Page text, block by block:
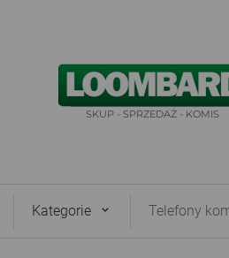
SKUP - SPRZEDAŻ - KOMIS
Kategorie Telefony